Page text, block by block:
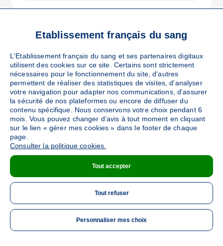
ME
Etablissement français du sang
L'Etablissement français du sang et ses partenaires digitaux
utilisent des cookies sur ce site. Certains sont strictement
nécessaires pour le fonctionnement du site, d'autres
permettent de réaliser des statistiques de visites, d'analyser
votre navigation pour adapter nos communications, d'assurer
la sécurité de nos plateformes ou encore de diffuser du
contenu spécifique. Nous conservons votre choix pendant 6
mois. Vous pouvez changer d’avis à tout moment en cliquant
sur le lien « gérer mes cookies » dans le footer de chaque
page.
Consulter la politique cookies.
Tout accepter
Tout refuser
Personnaliser mes choix